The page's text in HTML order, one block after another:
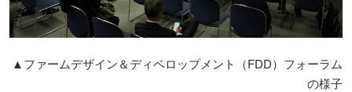
▲ファームデザイン＆ディベロップメント（FDD）フォーラム
の様子